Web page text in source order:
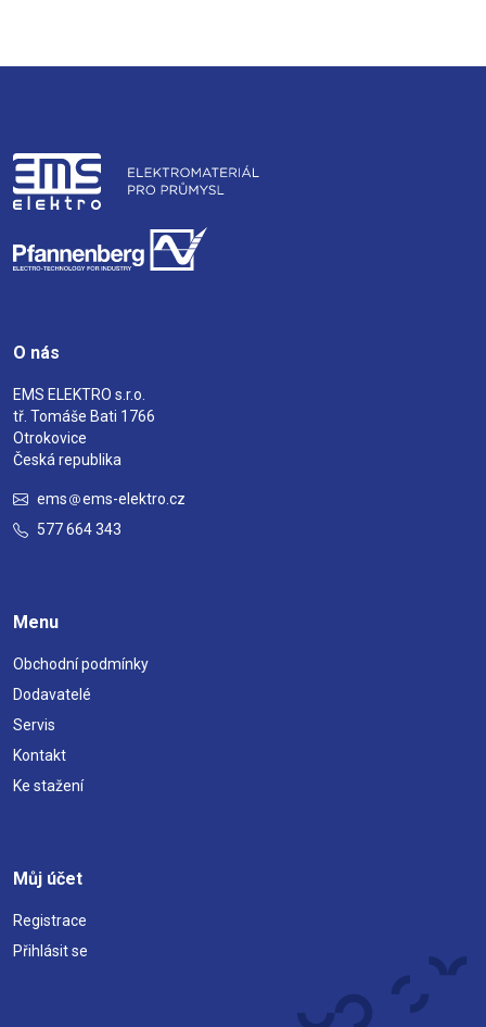
O nás
EMS ELEKTRO s.r.o.
tř. Tomáše Bati 1766
Otrokovice
Česká republika
ems
ems-elektro.cz
577 664 343
Menu
Obchodní podmínky
Dodavatelé
Servis
Kontakt
Ke stažení
Můj účet
Registrace
Přihlásit se